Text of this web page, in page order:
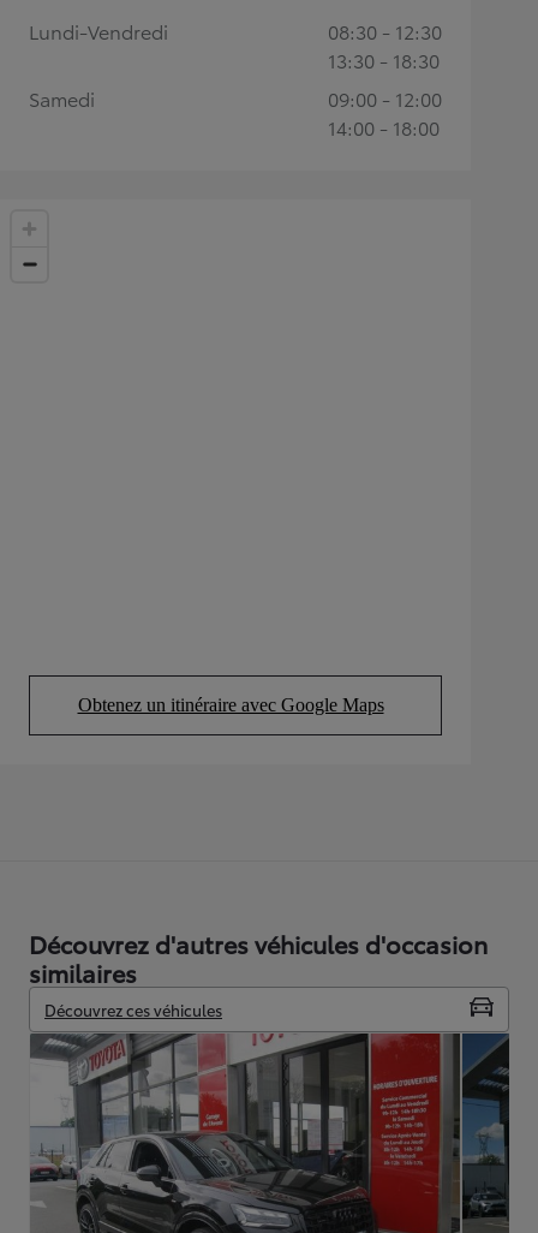
Obtenez un itinéraire avec Google Maps
(Opens in new tab)
Lundi-Vendredi
08:30 - 12:30
13:30 - 18:30
Samedi
09:00 - 12:00
14:00 - 18:00
Découvrez d'autres véhicules d'occasion
similaires
Découvrez ces véhicules